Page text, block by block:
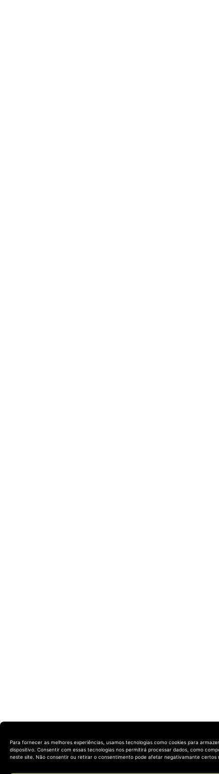
Para fornecer as melhores experiências, usamos tecnologias como cookies para
dispositivo. Consentir com essas tecnologias nos permitirá processar dados, como
neste site. Não consentir ou retirar o consentimento pode afetar negativamante certos